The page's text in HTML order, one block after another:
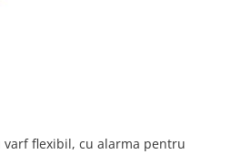
flexibil, cu alarma pentru